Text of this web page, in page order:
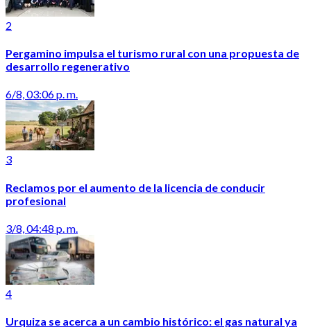
2
Pergamino impulsa el turismo rural con una propuesta de
desarrollo regenerativo
6/8, 03:06 p. m.
3
Reclamos por el aumento de la licencia de conducir
profesional
3/8, 04:48 p. m.
4
Urquiza se acerca a un cambio histórico: el gas natural ya